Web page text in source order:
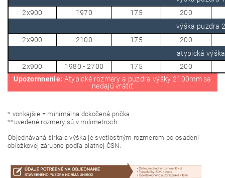
2x900
1970 175
200
výška puzdra
2x900
2100 175
200
atypická
2x900
1980 - 2700 175
200
Upozornnenie: Atypické rozmery a puzdra výšky 2100mm sa
nedajú vrátiť
* vonkajšie = minimálna dokočená prička
**uvedené rozmery sú v milimetroch
Objednávaná širka a výška je svetlostným rozmerom po osadení
obložkovej zárubne podľa platnej ČSN.